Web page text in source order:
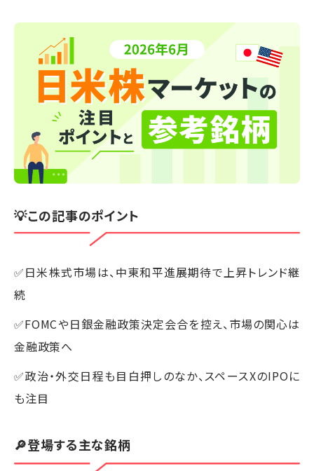
💡この記事のポイント
✅日米株式市場は、中東和平進展期待で上昇トレンド継
続
✅FOMCや日銀金融政策決定会合を控え、市場の関心は
金融政策へ
✅政治・外交日程も目白押しのなか、スペースXのIPOに
も注目
🔎登場する主な銘柄